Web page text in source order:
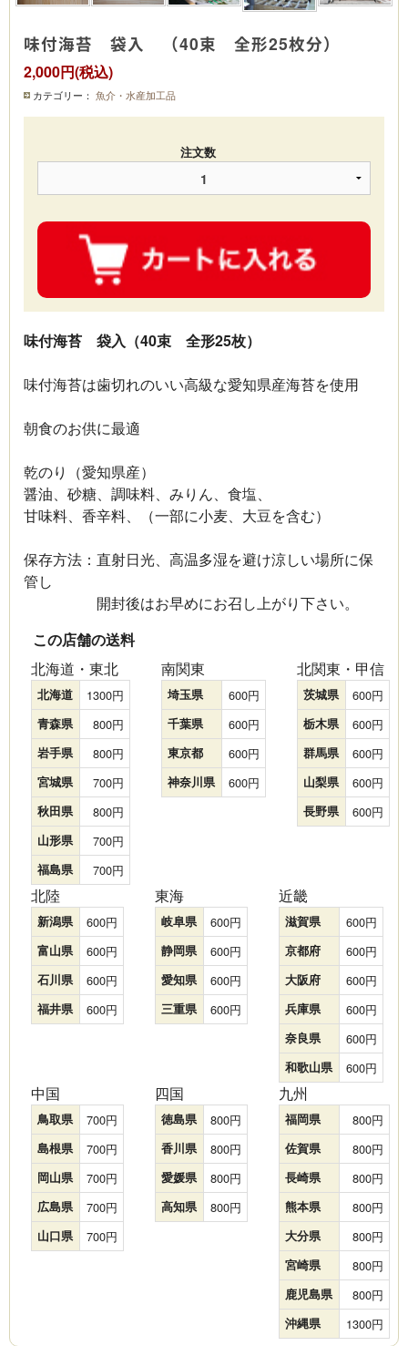
味付海苔 袋入 （40束 全形25枚分）
2,000円(税込)
カテゴリー： 魚介・水産加工品
注文数
味付海苔 袋入（40束 全形25枚）
味付海苔は歯切れのいい高級な愛知県産海苔を使用
朝食のお供に最適
乾のり（愛知県産）
醤油、砂糖、調味料、みりん、食塩、
甘味料、香辛料、（一部に小麦、大豆を含む）
保存方法：直射日光、高温多湿を避け涼しい場所に保
管し
開封後はお早めにお召し上がり下さい。
この店舗の送料
北海道・東北
北海道 1300
青森県 800
岩手県 800
宮城県 700
秋田県 800
山形県 700
福島県 700
南関東
埼玉県 600
千葉県 600
東京都 600
神奈川県 600
北関東・甲信
茨城県 600
栃木県 600
群馬県 600
山梨県 600
長野県 600
北陸
新潟県 600
富山県 600
石川県 600
福井県 600
東海
岐阜県 600
静岡県 600
愛知県 600
三重県 600
近畿
滋賀県 600
京都府 600
大阪府 600
兵庫県 600
奈良県 600
和歌山県 600
中国
鳥取県 700
島根県 700
岡山県 700
広島県 700
山口県 700
四国
徳島県 800
香川県 800
愛媛県 800
高知県 800
九州
福岡県 800
佐賀県 800
長崎県 800
熊本県 800
大分県 800
宮崎県 800
鹿児島県 800
沖縄県 1300